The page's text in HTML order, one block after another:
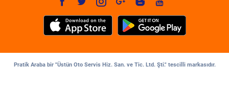
Pratik Araba bir "Üstün Oto Servis Hiz. San. ve Tic. Ltd. Şti." tescilli markasıdır.